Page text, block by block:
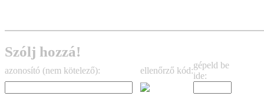
Szólj hozzá!
azonosító (nem kötelező): ellenőrző kód:
gépeld be
ide: